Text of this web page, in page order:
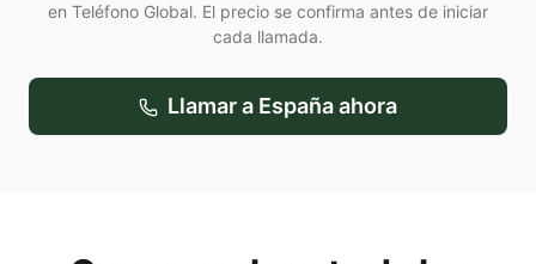
en Teléfono Global. El precio se confirma antes de iniciar
cada llamada.
Llamar a Españaahora